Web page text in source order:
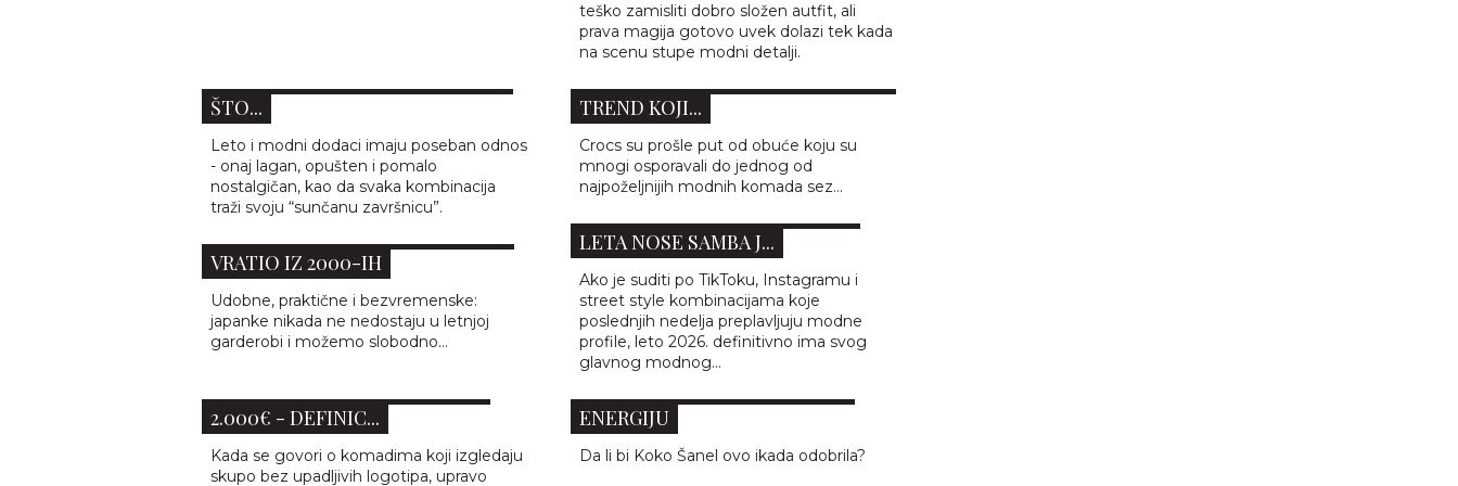
teško zamisliti dobro složen autfit, ali
prava magija gotovo uvek dolazi tek kada
na scenu stupe modni detalji.
ŠTO...
Leto i modni dodaci imaju poseban odnos
- onaj lagan, opušten i pomalo
nostalgičan, kao da svaka kombinacija
traži svoju “sunčanu završnicu”.
VRATIO IZ 2000-IH
Udobne, praktične i bezvremenske:
japanke nikada ne nedostaju u letnjoj
garderobi i možemo slobodno...
KAKO DA NOSITE CROCS OVOG
TREND KOJI...
Crocs su prošle put od obuće koju su
mnogi osporavali do jednog od
najpoželjnijih modnih komada sez...
TIKTOK JE OPSEDNUT OVIM
LETA NOSE SAMBA J...
Ako je suditi po TikToku, Instagramu i
street style kombinacijama koje
poslednjih nedelja preplavljuju modne
profile, leto 2026. definitivno ima svog
glavnog modnog...
MANGO TORBA KOJA IZGLEDA
2.000€ - DEFINIC...
Kada se govori o komadima koji izgledaju
skupo bez upadljivih logotipa, upravo
CHANEL X SUPERMAN: KADA
ENERGIJU
Da li bi Koko Šanel ovo ikada odobrila?
NAJLEPŠE „TOP HANDLE“ TORBE